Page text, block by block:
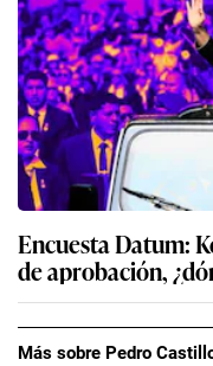
Encuesta Datum:
de aprobación,
Más sobre Pedro